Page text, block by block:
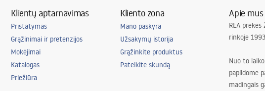
Klientų aptarnavimas
Pristatymas
Grąžinimai ir pretenzijos
Mokėjimai
Katalogas
Priežiūra
Kliento zona
Mano paskyra
Užsakymų istorija
Grąžinkite produktus
Pateikite skundą
Apie mus
REA
rinkoje
Nuo to
papildome
madingais